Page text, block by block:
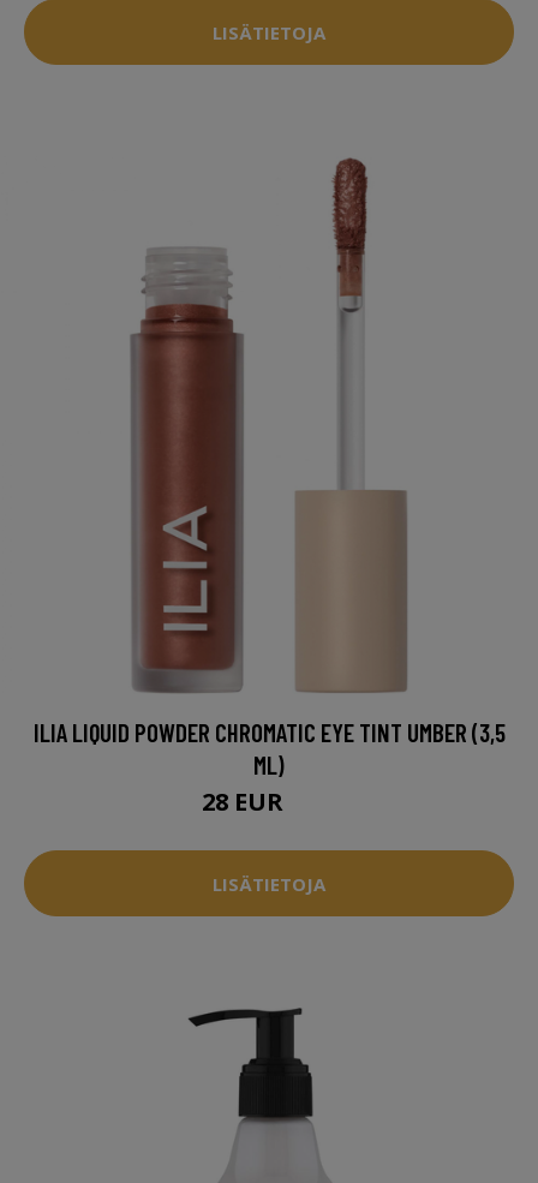
LISÄTIETOJA
ILIA LIQUID POWDER CHROMATIC EYE TINT UMBER (3,5
ML)
28 EUR
LISÄTIETOJA